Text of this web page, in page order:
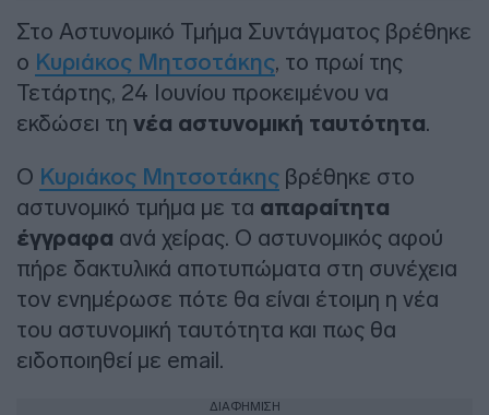
Στο Αστυνομικό Τμήμα Συντάγματος βρέθηκε
ο Κυριάκος Μητσοτάκης, το πρωί της
Τετάρτης, 24 Ιουνίου προκειμένου να
εκδώσει τη νέα αστυνομική ταυτότητα.
Ο Κυριάκος Μητσοτάκης βρέθηκε στο
αστυνομικό τμήμα με τα απαραίτητα
έγγραφα ανά χείρας. Ο αστυνομικός αφού
πήρε δακτυλικά αποτυπώματα στη συνέχεια
τον ενημέρωσε πότε θα είναι έτοιμη η νέα
του αστυνομική ταυτότητα και πως θα
ειδοποιηθεί με email.
ΔΙΑΦΗΜΙΣΗ